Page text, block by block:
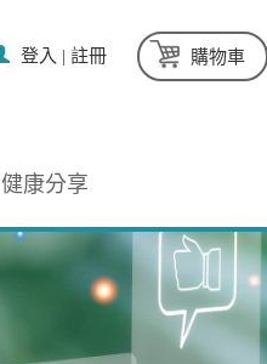
購物車
登入 | 註冊
健康分享